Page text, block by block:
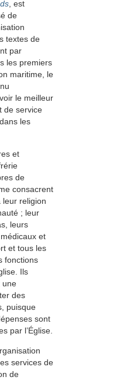
, est
de
textes de
par
les premiers
maritime, le
le meilleur
de service
les
et
de
consacrent
leur religion
; leur
leurs
et
et tous les
fonctions
Ils
une
des
puisque
sont
par l’Église.
services de
de